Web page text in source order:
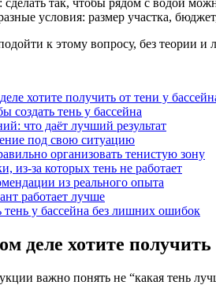
условия: размер участка,
к этому вопросу, без теории
хотите получить от тени у
создать тень у бассейна
что даёт лучший результат
под свою ситуацию
организовать тенистую зону
из-за которых тень не работает
из реального опыта
работает лучше
тень у бассейна без лишних ошибок
деле хотите получить
важно понять не “какая тень